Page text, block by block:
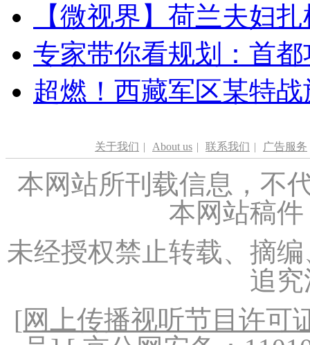
【微视界】荷兰夫妇
专家带你看规划：首
超燃！西藏军区某特
关于我们 | About us | 联系我们 | 广告服务
本网站所刊载信息，不
本网站稿
未经授权禁止转载、摘
追
[网上传播视听节目许可